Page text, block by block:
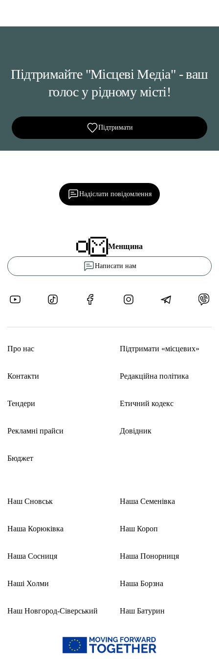
Підтримайте "Місцеві Медіа" - ваш
голос у рідному місті!
Підтримати
Надіслати повідомлення
Менщина
Написати нам
Про нас
Контакти
Тендери
Рекламні прайси
Бюджет
Підтримати «місцевих»
Редакційна політика
Етичний кодекс
Довідник
Наш Сновськ
Наша Корюківка
Наша Сосниця
Наші Холми
Наш Новгород-Сіверський
Наша Семенівка
Наш Короп
Наша Понорниця
Наша Борзна
Наш Батурин